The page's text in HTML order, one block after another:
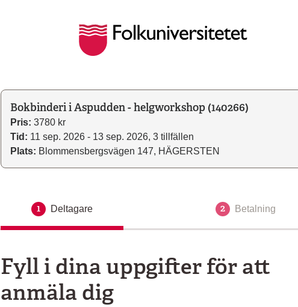
Bokbinderi i Aspudden - helgworkshop (140266)
Pris: 3780 kr
Tid: 11 sep. 2026 - 13 sep. 2026, 3 tillfällen
Plats: Blommensbergsvägen 147, HÄGERSTEN
1 Aktuellt steg
Deltagare 2 Betalning
Fyll i dina uppgifter för att
anmäla dig